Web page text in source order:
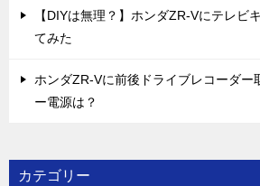
【DIYは無理？】ホンダZR-Vにテレビ
てみた
ホンダZR-Vに前後ドライブレコーダー
ー電源は？
カテゴリー